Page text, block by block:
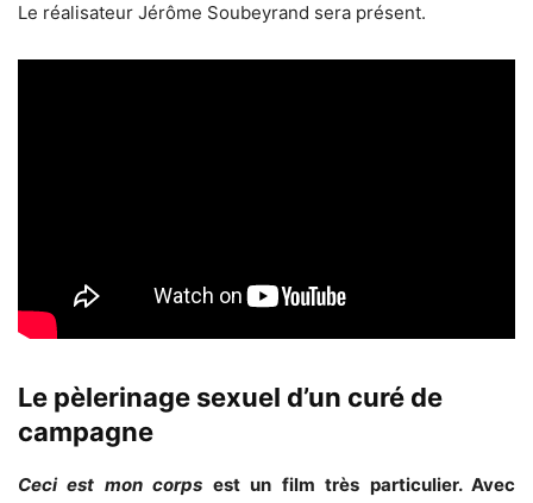
Le réalisateur Jérôme Soubeyrand sera présent.
Le pèlerinage sexuel d’un curé de
campagne
Ceci est mon corps est un film très particulier. Avec